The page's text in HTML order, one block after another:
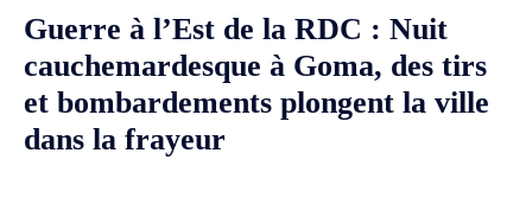
Guerre à l’Est de la RDC : Nuit
cauchemardesque à Goma, des tirs
et bombardements plongent la ville
dans la frayeur